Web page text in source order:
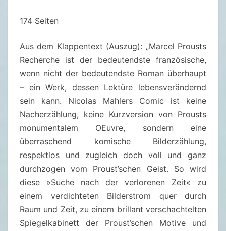
174 Seiten
Aus dem Klappentext (Auszug): „Marcel Prousts
Recherche ist der bedeutendste französische,
wenn nicht der bedeutendste Roman überhaupt
– ein Werk, dessen Lektüre lebensverändernd
sein kann. Nicolas Mahlers Comic ist keine
Nacherzählung, keine Kurzversion von Prousts
monumentalem OEuvre, sondern eine
überraschend komische Bilderzählung,
respektlos und zugleich doch voll und ganz
durchzogen vom Proust’schen Geist. So wird
diese »Suche nach der verlorenen Zeit« zu
einem verdichteten Bilderstrom quer durch
Raum und Zeit, zu einem brillant verschachtelten
Spiegelkabinett der Proust’schen Motive und